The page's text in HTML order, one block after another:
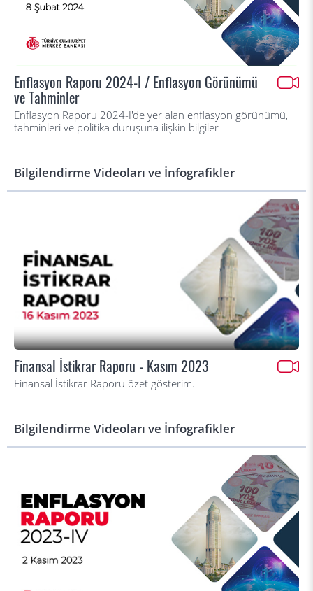
Enflasyon Raporu 2024-I / Enflasyon Görünümü
ve Tahminler
Enflasyon Raporu 2024-I'de yer alan enflasyon görünümü,
tahminleri ve politika duruşuna ilişkin bilgiler
Bilgilendirme Videoları ve İnfografikler
Finansal İstikrar Raporu - Kasım 2023
Finansal İstikrar Raporu özet gösterim.
Bilgilendirme Videoları ve İnfografikler